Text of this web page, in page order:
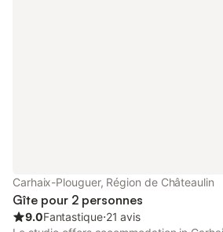
Carhaix-Plouguer, Région de Châteaulin
Gîte pour 2 personnes
9.0Fantastique⋅21 avis